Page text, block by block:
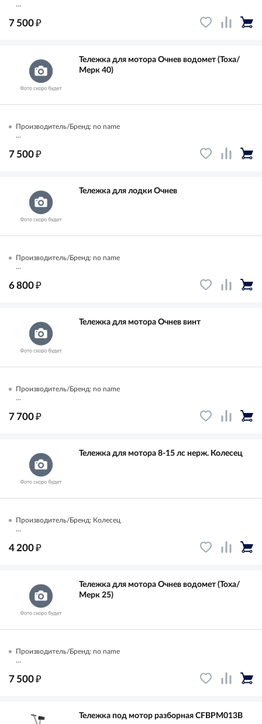
...
7 500₽
Тележка для мотора Очнев водомет (Тоха/
Мерк 40)
Производитель/Бренд: no name
...
7 500₽
Тележка для лодки Очнев
Производитель/Бренд: no name
...
6 800₽
Тележка для мотора Очнев винт
Производитель/Бренд: no name
...
7 700₽
Тележка для мотора 8-15 лс нерж. Колесец
Производитель/Бренд: Колесец
...
4 200₽
Тележка для мотора Очнев водомет (Тоха/
Мерк 25)
Производитель/Бренд: no name
...
7 500₽
Тележка под мотор разборная CFBPM013B